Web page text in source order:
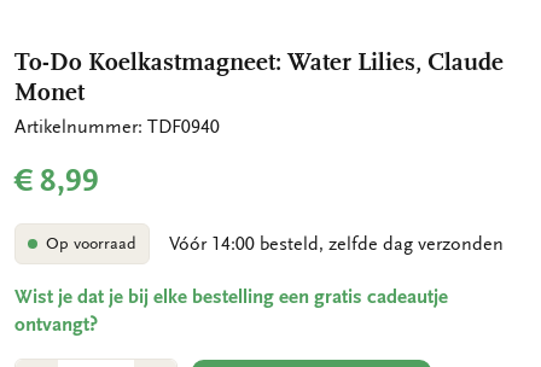
To-Do Koelkastmagneet: Water Lilies, Claude
Monet
Artikelnummer: TDF0940
€ 8,99
Op voorraad Vóór 14:00 besteld, zelfde dag verzonden
Wist je dat je bij elke bestelling een gratis cadeautje
ontvangt?